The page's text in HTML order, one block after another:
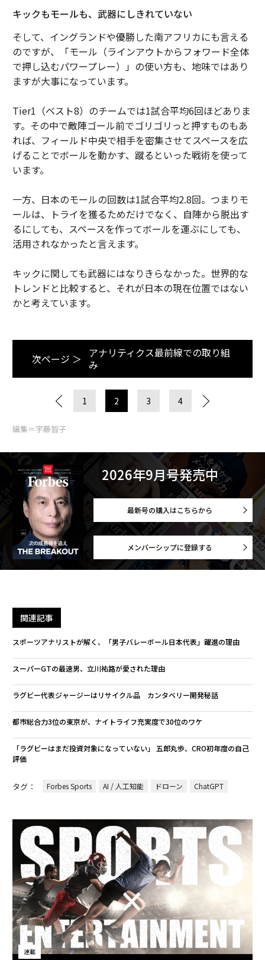
キックもモールも、武器にしきれていない
そして、イングランドや優勝した南アフリカにも言える
のですが、「モール（ラインアウトからフォワード全体
で押し込むパワープレー）」の使い方も、地味ではあり
ますが大事になっています。
Tier1（ベスト8）のチームでは1試合平均6回ほどありま
す。その中で敵陣ゴール前でゴリゴリっと押すものもあ
れば、フィールド中央で相手を密集させてスペースを広
げることでボールを動かす、蹴るといった戦術を使って
います。
一方、日本のモールの回数は1試合平均2.8回。つまりモ
ールは、トライを獲るためだけでなく、自陣から脱出す
るにしても、スペースを作ってボールを運ぶにしても、
活用されなかったと言えます。
キックに関しても武器にはなりきらなかった。世界的な
トレンドと比較すると、それが日本の現在位置ではない
かと考えています。
次ページ ＞
アナリティクス最前線での取り組
み
1 2 3 4
編集＝宇藤智子
2026年9月号発売中
最新号の購入はこちらから
メンバーシップに登録する
関連記事
スポーツアナリストが解く、「男子バレーボール日本代表」躍進の理由
スーパーGTの最速男、立川祐路が愛された理由
ラグビー代表ジャージーはリサイクル品 カンタベリー開発秘話
都市総合力3位の東京が、ナイトライフ充実度で30位のワケ
「ラグビーはまだ投資対象になっていない」 五郎丸歩、CRO初年度の自己
評価
タグ： Forbes Sports AI / 人工知能 ドローン ChatGPT
連載